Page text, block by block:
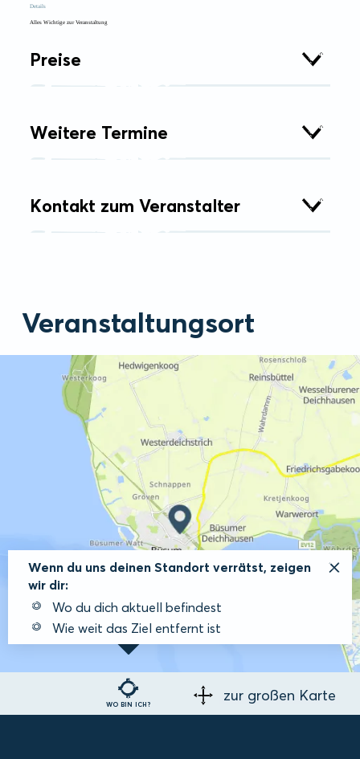
Details
Alles Wichtige zur Veranstaltung
Preise
Weitere Termine
Kontakt zum Veranstalter
Veranstaltungsort
WO BIN ICH?
Wenn du uns deinen Standort verrätst, zeigen
wir dir:
Wo du dich aktuell befindest
Wie weit das Ziel entfernt ist
zur großen Karte